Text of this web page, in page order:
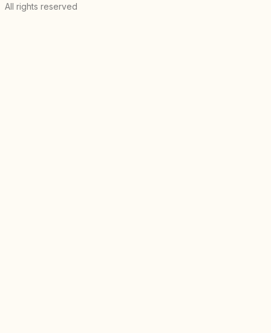
All rights reserved